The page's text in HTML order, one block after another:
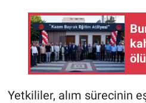
Yetkililer, alım sürecinin